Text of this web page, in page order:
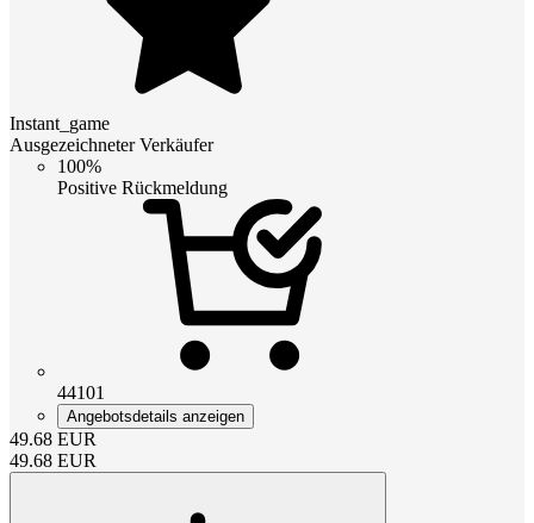
Instant_game
Ausgezeichneter Verkäufer
100%
Positive Rückmeldung
44101
Angebotsdetails anzeigen
49.68 EUR
49.68 EUR